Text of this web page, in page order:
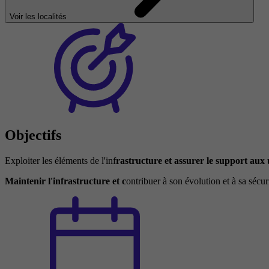
Voir les localités
Objectifs
Exploiter les éléments de l'infrastructure et assurer le support aux
Maintenir l'infrastructure et contribuer à son évolution et à sa